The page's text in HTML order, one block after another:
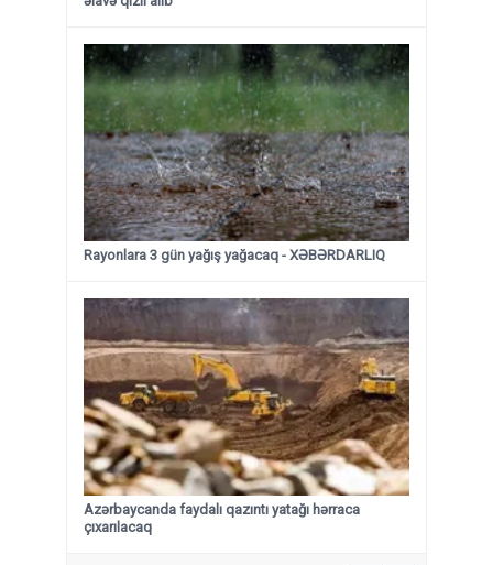
Rayonlara 3 gün yağış yağacaq - XƏBƏRDARLIQ
Azərbaycanda faydalı qazıntı yatağı hərraca
çıxarılacaq